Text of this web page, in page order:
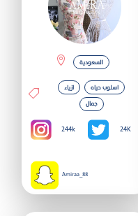
السعودية
ازياء
اسلوب حياه
جمال
244k 24K
Amiraa_88